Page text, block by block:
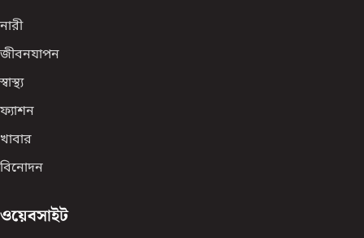
নারী
জীবনযাপন
স্বাস্থ্য
ফ্যাশন
খাবার
বিনোদন
ওয়েবসাইট